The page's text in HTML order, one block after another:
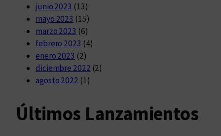
junio 2023 (13)
mayo 2023 (15)
marzo 2023 (6)
febrero 2023 (4)
enero 2023 (2)
diciembre 2022 (2)
agosto 2022 (1)
Últimos Lanzamientos